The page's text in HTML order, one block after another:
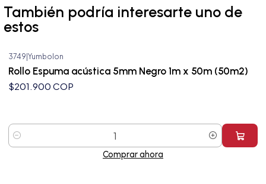
También podría interesarte uno de
estos
3749 Yumbolon
Rollo Espuma acústica 5mm Negro 1m x 50m (50m2)
$201.900 COP
Cantidad
Comprar ahora